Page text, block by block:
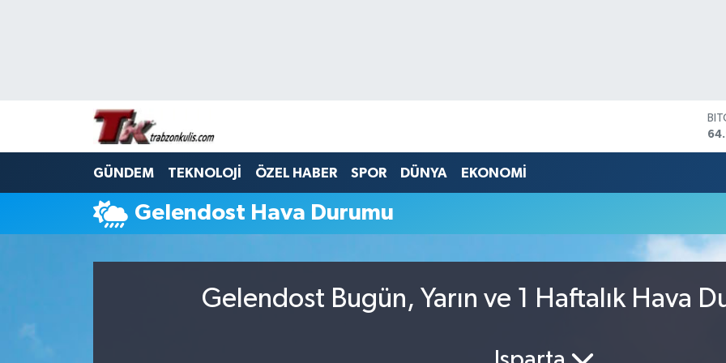
GÜNDEM TEKNOLOJİ ÖZEL HABER SPOR DÜNYA EKONOMİ
Gelendost Hava Durumu
Gelendost Bugün, Yarın ve 1 Haftalık Hava
Trabzon Namaz Vakitleri
Süper Lig Puan Durumu ve Fikstür